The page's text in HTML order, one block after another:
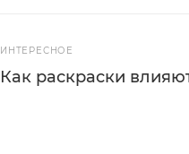
ИНТЕРЕСНОЕ
Как раскраски